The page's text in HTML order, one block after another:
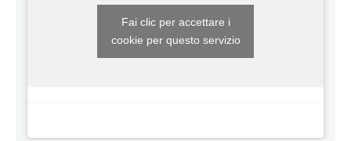
Fai clic per accettare i
cookie per questo servizio